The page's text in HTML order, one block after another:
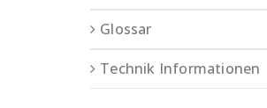
Glossar
Technik Informationen